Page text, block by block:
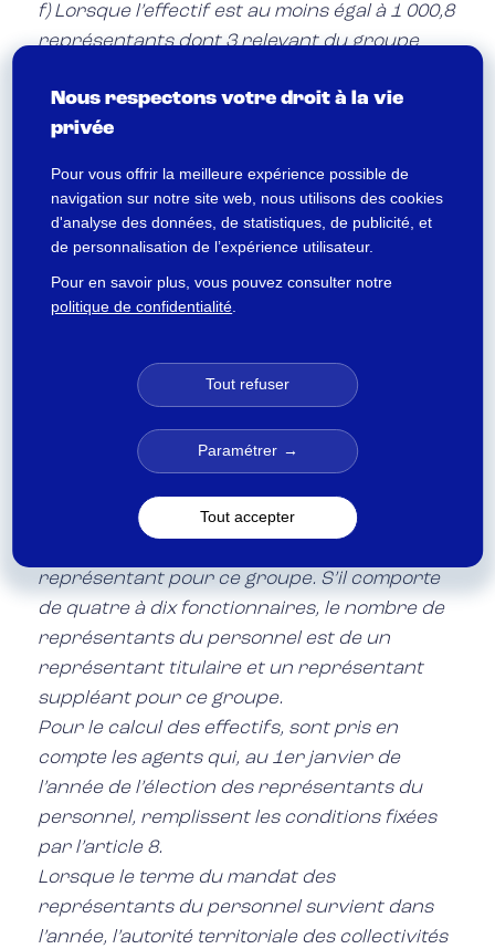
f) Lorsque l’effectif est au moins égal à 1 000,8
représentants dont 3 relevant du groupe
commissions administratives paritaires
placées auprès des centres de gestion visés
1984 susvisée, le nombre de représentants
du personnel en catégorie C est porté à 10
dont 3 relevant du groupe hiérarchique
supérieur.
Par dérogation à l’alinéa précédent, lorsque
supérieur sont plus nombreux que ceux
relevant du groupe de base, la répartition
mentionnée ci-dessus entre les deux groupes
est inversée.
de quatre fonctionnaires, la commission
représentant pour ce groupe. S’il comporte
de quatre à dix fonctionnaires, le nombre de
représentants du personnel est de un
représentant titulaire et un représentant
suppléant pour ce groupe.
Pour le calcul des effectifs, sont pris en
compte les agents qui, au 1er janvier de
l’année de l’élection des représentants du
personnel, remplissent les conditions fixées
par l’article 8.
Lorsque le terme du mandat des
représentants du personnel survient dans
l’année, l’autorité territoriale des collectivités
Nous respectons votre droit à la vie
privée
Pour vous offrir la meilleure expérience possible de
navigation sur notre site web, nous utilisons des cookies
d'analyse des données, de statistiques, de publicité, et
de personnalisation de l’expérience utilisateur.
Pour en savoir plus, vous pouvez consulter notre
politique de confidentialité
Tout refuser
Paramétrer
Tout accepter